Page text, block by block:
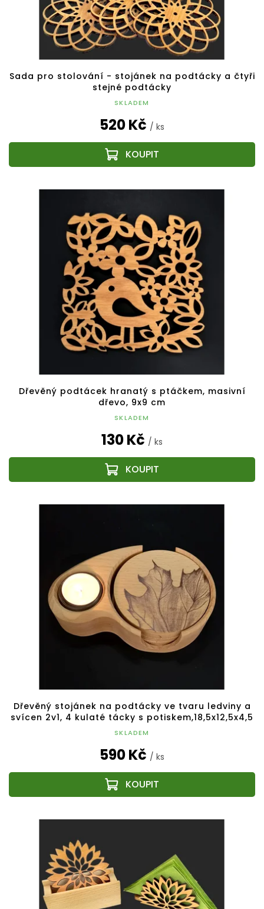
Sada pro stolování - stojánek na podtácky a čtyři
stejné podtácky
SKLADEM
520 Kč / ks
Dřevěný podtácek hranatý s ptáčkem, masivní
dřevo, 9x9 cm
SKLADEM
130 Kč / ks
Dřevěný stojánek na podtácky ve tvaru ledviny a
svícen 2v1, 4 kulaté tácky s potiskem,18,5x12,5x4,5
SKLADEM
590 Kč / ks